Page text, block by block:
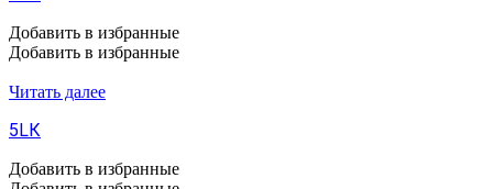
Добавить в избранные
Добавить в избранные
Читать далее
5LК
Добавить в избранные